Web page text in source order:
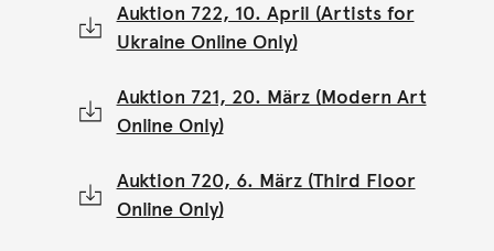
Auktion 722, 10. April (Artists for
Ukraine Online Only)
Auktion 721, 20. März (Modern Art
Online Only)
Auktion 720, 6. März (Third Floor
Online Only)